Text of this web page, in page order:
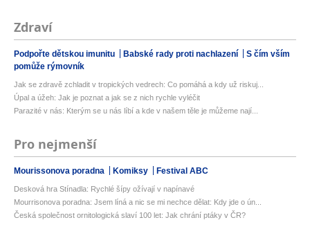
Zdraví
Podpořte dětskou imunitu Babské rady proti nachlazení
S čím vším
pomůže rýmovník
Jak se zdravě zchladit v tropických vedrech: Co pomáhá a kdy už riskuj...
Úpal a úžeh: Jak je poznat a jak se z nich rychle vyléčit
Parazité v nás: Kterým se u nás líbí a kde v našem těle je můžeme nají...
Pro nejmenší
Mourissonova poradna Komiksy Festival ABC
Desková hra Stínadla: Rychlé šípy ožívají v napínavé
Mourrisonova poradna: Jsem líná a nic se mi nechce dělat: Kdy jde o ún...
Česká společnost ornitologická slaví 100 let: Jak chrání ptáky v ČR?